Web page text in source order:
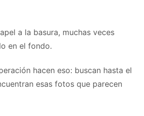
a la basura, muchas veces
en el fondo.
hacen eso: buscan hasta el
esas fotos que parecen